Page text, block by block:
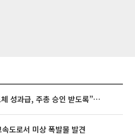
김정관 장관 “반도체 성과급, 주총 승인 받도록”…상법·자본시장법 개정 시사
도로서 미상 폭발물 발견